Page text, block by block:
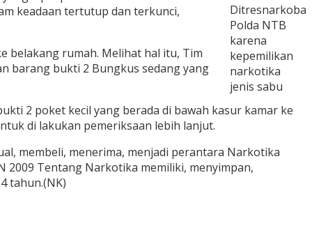
Ditresnarkoba
Polda NTB
karena
kepemilikan
narkotika
jenis sabu
keadaan tertutup dan terkunci,
belakang rumah. Melihat hal itu, Tim
barang bukti 2 Bungkus sedang yang
2 poket kecil yang berada di bawah kasur kamar ke
di lakukan pemeriksaan lebih lanjut.
membeli, menerima, menjadi perantara Narkotika
2009 Tentang Narkotika memiliki, menyimpan,
tahun.(NK)